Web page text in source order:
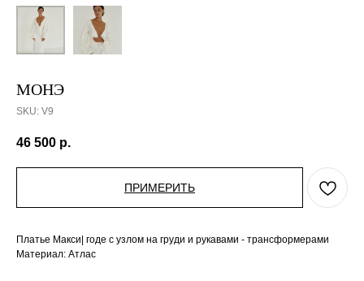
МОНЭ
SKU: V9
46 500 р.
ПРИМЕРИТЬ
Платье Макси| годе с узлом на груди и рукавами - трансформерами
Материал: Атлас